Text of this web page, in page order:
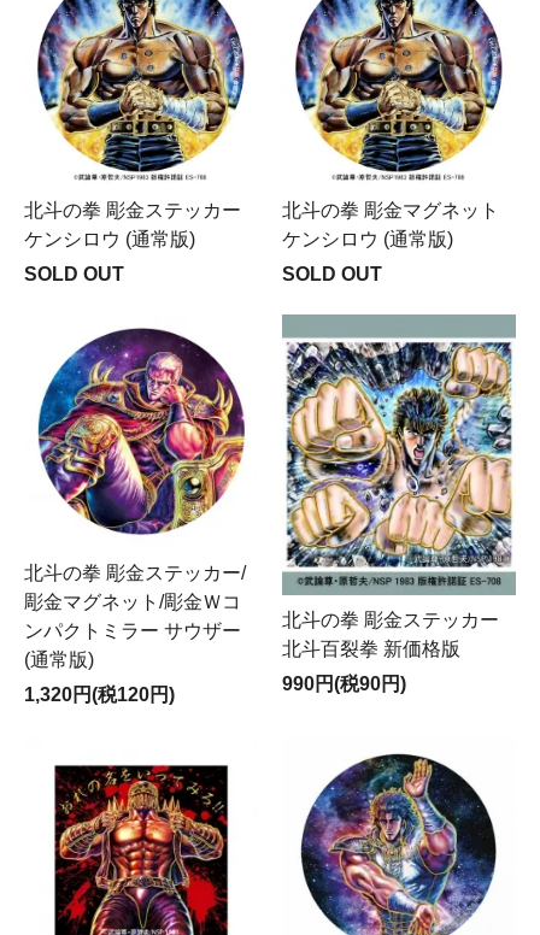
北斗の拳 彫金ステッカー
ケンシロウ (通常版)
SOLD OUT
北斗の拳 彫金マグネット
ケンシロウ (通常版)
SOLD OUT
北斗の拳 彫金ステッカー/
彫金マグネット/彫金Ｗコ
ンパクトミラー サウザー
(通常版)
1,320円(税120円)
北斗の拳 彫金ステッカー
北斗百裂拳 新価格版
990円(税90円)